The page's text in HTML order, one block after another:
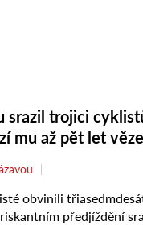
srazil trojici
mu až pět let
obvinili
předjíždění